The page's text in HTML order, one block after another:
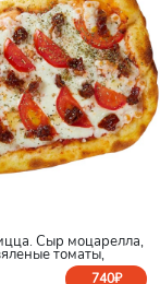
Сыр моцарелла,
томаты,
740₽